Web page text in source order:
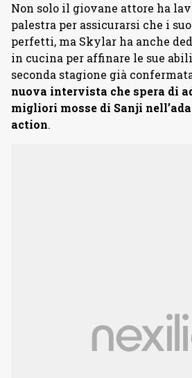
Non solo il giovane attore ha
palestra per assicurarsi che i
perfetti, ma Skylar ha anche
in cucina per affinare le sue
seconda stagione già
nuova intervista che spera di
migliori mosse di Sanji
action.